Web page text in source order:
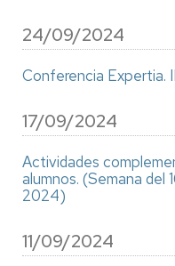
24/09/2024
Conferencia Expertia.
17/09/2024
Actividades
alumnos. (Semana del
2024)
11/09/2024